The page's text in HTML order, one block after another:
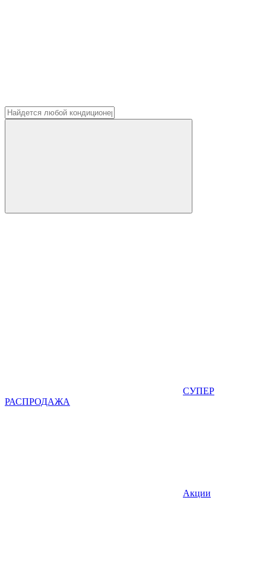
СУПЕР
РАСПРОДАЖА
Акции